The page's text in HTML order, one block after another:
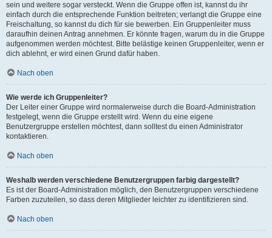
sein und weitere sogar versteckt. Wenn die Gruppe offen ist, kannst du ihr
einfach durch die entsprechende Funktion beitreten; verlangt die Gruppe eine
Freischaltung, so kannst du dich für sie bewerben. Ein Gruppenleiter muss
daraufhin deinen Antrag annehmen. Er könnte fragen, warum du in die Gruppe
aufgenommen werden möchtest. Bitte belästige keinen Gruppenleiter, wenn er
dich ablehnt, er wird einen Grund dafür haben.
Nach oben
Wie werde ich Gruppenleiter?
Der Leiter einer Gruppe wird normalerweise durch die Board-Administration
festgelegt, wenn die Gruppe erstellt wird. Wenn du eine eigene
Benutzergruppe erstellen möchtest, dann solltest du einen Administrator
kontaktieren.
Nach oben
Weshalb werden verschiedene Benutzergruppen farbig dargestellt?
Es ist der Board-Administration möglich, den Benutzergruppen verschiedene
Farben zuzuteilen, so dass deren Mitglieder leichter zu identifizieren sind.
Nach oben